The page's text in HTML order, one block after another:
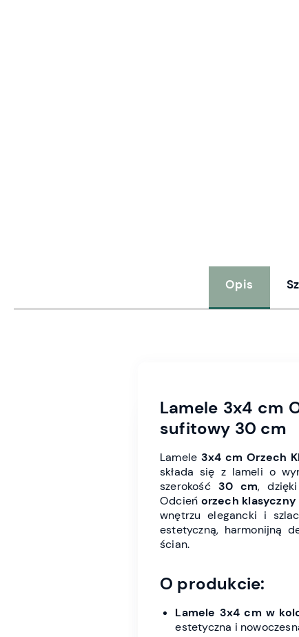
Opis
Lamele 3x4 cm
sufitowy 30 cm
Lamele 3x4 cm Orzech
składa się z lameli o
szerokość 30 cm,
Odcień orzech klasyczny
wnętrzu elegancki i
estetyczną, harmonijną
ścian.
O produkcie:
Lamele 3x4 cm w
estetyczna i